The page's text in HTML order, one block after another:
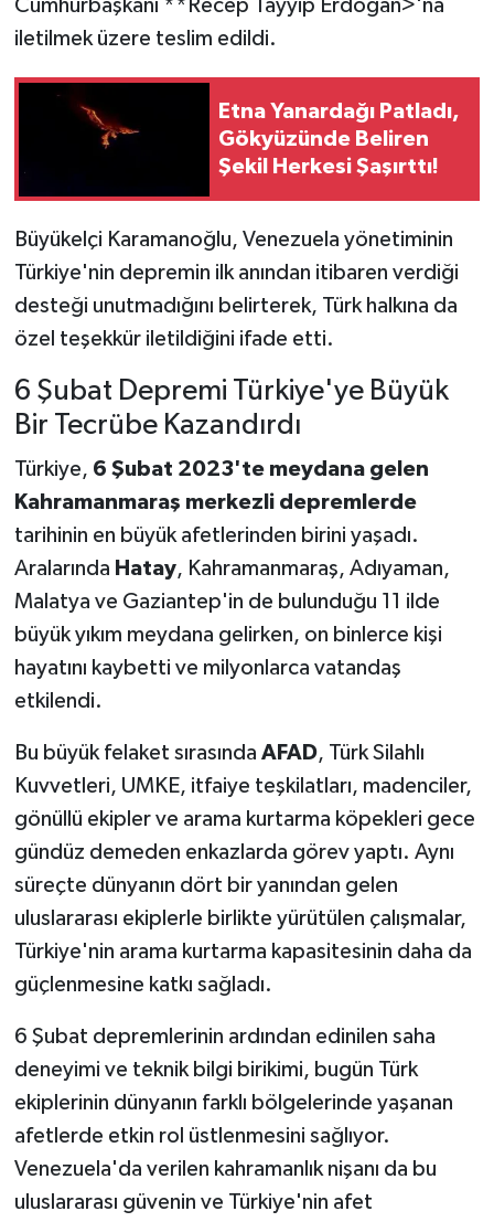
Cumhurbaşkanı **Recep Tayyip Erdoğan>'na
iletilmek üzere teslim edildi.
Etna Yanardağı Patladı,
Gökyüzünde Beliren
Şekil Herkesi Şaşırttı!
Büyükelçi Karamanoğlu, Venezuela yönetiminin
Türkiye'nin depremin ilk anından itibaren verdiği
desteği unutmadığını belirterek, Türk halkına da
özel teşekkür iletildiğini ifade etti.
6 Şubat Depremi Türkiye'ye Büyük
Bir Tecrübe Kazandırdı
Türkiye, 6 Şubat 2023'te meydana gelen
Kahramanmaraş merkezli depremlerde
tarihinin en büyük afetlerinden birini yaşadı.
Aralarında Hatay, Kahramanmaraş, Adıyaman,
Malatya ve Gaziantep'in de bulunduğu 11 ilde
büyük yıkım meydana gelirken, on binlerce kişi
hayatını kaybetti ve milyonlarca vatandaş
etkilendi.
Bu büyük felaket sırasında AFAD, Türk Silahlı
Kuvvetleri, UMKE, itfaiye teşkilatları, madenciler,
gönüllü ekipler ve arama kurtarma köpekleri gece
gündüz demeden enkazlarda görev yaptı. Aynı
süreçte dünyanın dört bir yanından gelen
uluslararası ekiplerle birlikte yürütülen çalışmalar,
Türkiye'nin arama kurtarma kapasitesinin daha da
güçlenmesine katkı sağladı.
6 Şubat depremlerinin ardından edinilen saha
deneyimi ve teknik bilgi birikimi, bugün Türk
ekiplerinin dünyanın farklı bölgelerinde yaşanan
afetlerde etkin rol üstlenmesini sağlıyor.
Venezuela'da verilen kahramanlık nişanı da bu
uluslararası güvenin ve Türkiye'nin afet